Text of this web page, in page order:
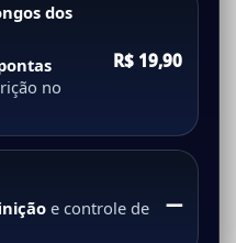
dos
no
R$ 19,90
e controle de
—